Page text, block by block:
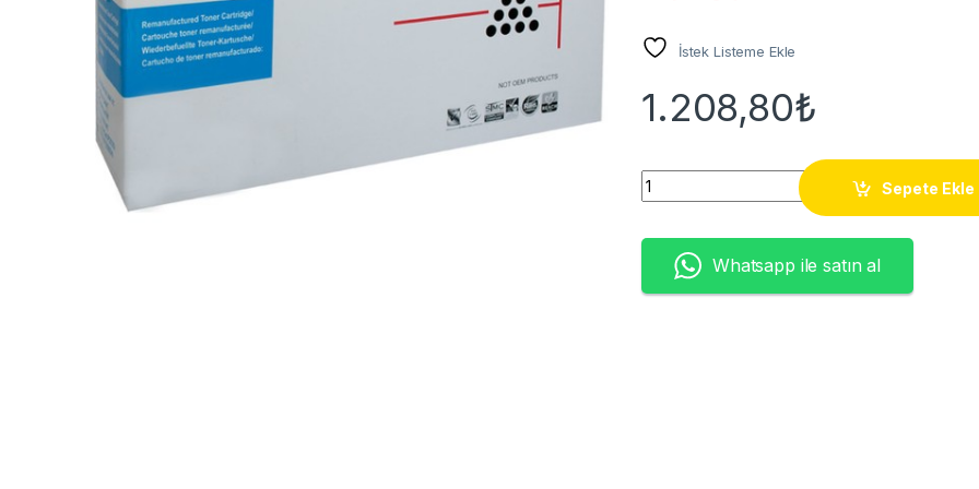
İstek Listeme Ekle
1.208,80₺
KONİCA MİNOLTA KM1600W Sarı Muadil
Sepete Ekle
Whatsapp ile satın al